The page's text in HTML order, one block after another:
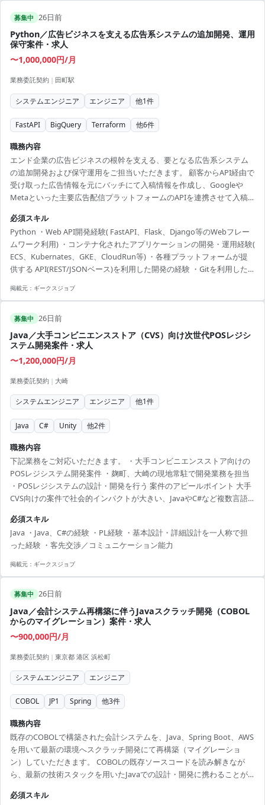
募集中 26日前
Python／広告ビジネスを支える広告系システムの追加開発、運用
保守案件・求人
〜1,000,000円/月
業務委託契約 | 田町駅
システムエンジニア エンジニア 他1件
FastAPI BigQuery Terraform 他6件
職務内容
エンド企業の広告ビジネスの根幹を支える、要となる広告系システム
の追加開発および保守運用をご担当いただきます。 顧客からAPI経由で
受け取った広告情報を元にバッチにて入稿情報を作成し、Googleや
Metaといった主要広告配信プラットフォームのAPIを連携させて入稿
の大幅な成長を見据え、既存システムをベースとしたダイナミックな
機能追加開発や、効果測定・レポーティングを自動抽出するシステム
の改修・運用改善など、事業成長に直結する非常にやりがいのあるポ
ジションです。設計から運用まで一貫して関わりながら、スケーラブ
ルな構成の設計スキルを磨くことができます。
必須スキル
Python ・Web API開発経験( FastAPI、Flask、Django等のWebフレー
ムワーク利用) ・コンテナ化されたアプリケーションの開発・運用経験(
ECS、Kubernates、GKE、CloudRun等) ・各種プラットフォームが提
供する API(REST/JSONベース)を利用した開発の経験 ・Gitを利用した
掲載元： ギークスジョブ
募集中 26日前
Java／大手コンビニエンスストア（CVS）向け次世代POSレジシ
ステム開発案件・求人
〜1,200,000円/月
業務委託契約 | 大崎
システムエンジニア エンジニア 他1件
Java C# Unity 他2件
職務内容
下記業務をご対応いただきます。 ・大手コンビニエンスストア向けの
POSレジシステム開発案件 ・麹町、大崎の現地常駐で開発業務を担当
・POSレジシステムの設計・開発を行う 案件のアピールポイント 大手
CVS向けの案件で社会的インパクトが大きい、JavaやC#など複数言語
とが可能です。
必須スキル
Java ・Java、C#の経験 ・PL経験 ・基本設計・詳細設計を一人称で担
った経験 ・客先交渉／コミュニケーション能力
掲載元： ギークスジョブ
募集中 26日前
Java／会計システム再構築に伴うJavaスクラッチ開発（COBOL
からのマイグレーション）案件・求人
〜900,000円/月
業務委託契約 | 東京都 港区 浜松町
システムエンジニア エンジニア
COBOL JP1 Spring 他3件
職務内容
既存のCOBOLで構築された会計システムを、Java、Spring Boot、AWS
を用いて最新の環境へスクラッチ開発にて再構築（マイグレーショ
ン）していただきます。 COBOLの既存ソースコードを読み解きなが
ら、最新の技術スタックを用いたJavaでの設計・開発に携わることが
ため、上流工程の視点を持ちながら開発工程まで幅広く裁量を持って
必須スキル